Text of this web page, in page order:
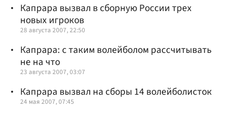
Капрара вызвал в сборную России трех
новых игроков
28 августа 2007, 22:50
Капрара: с таким волейболом рассчитывать
не на что
23 августа 2007, 03:07
Капрара вызвал на сборы 14 волейболисток
24 мая 2007, 07:45